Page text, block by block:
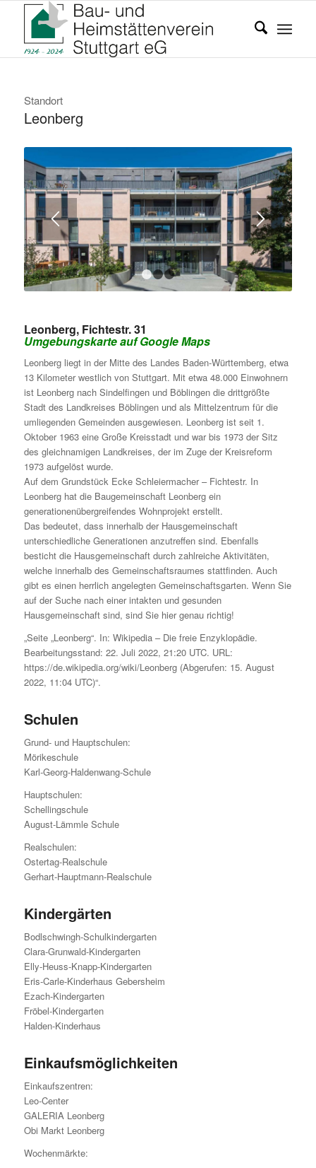
Standort
Leonberg
1 2 3
Leonberg, Fichtestr. 31
Umgebungskarte auf Google Maps
Leonberg liegt in der Mitte des Landes Baden-Württemberg, etwa
13 Kilometer westlich von Stuttgart. Mit etwa 48.000 Einwohnern
ist Leonberg nach Sindelfingen und Böblingen die drittgrößte
Stadt des Landkreises Böblingen und als Mittelzentrum für die
umliegenden Gemeinden ausgewiesen. Leonberg ist seit 1.
Oktober 1963 eine Große Kreisstadt und war bis 1973 der Sitz
des gleichnamigen Landkreises, der im Zuge der Kreisreform
1973 aufgelöst wurde.
Auf dem Grundstück Ecke Schleiermacher – Fichtestr. In
Leonberg hat die Baugemeinschaft Leonberg ein
generationenübergreifendes Wohnprojekt erstellt.
Das bedeutet, dass innerhalb der Hausgemeinschaft
unterschiedliche Generationen anzutreffen sind. Ebenfalls
besticht die Hausgemeinschaft durch zahlreiche Aktivitäten,
welche innerhalb des Gemeinschaftsraumes stattfinden. Auch
gibt es einen herrlich angelegten Gemeinschaftsgarten. Wenn Sie
auf der Suche nach einer intakten und gesunden
Hausgemeinschaft sind, sind Sie hier genau richtig!
„Seite „Leonberg“. In: Wikipedia – Die freie Enzyklopädie.
Bearbeitungsstand: 22. Juli 2022, 21:20 UTC. URL:
https://de.wikipedia.org/wiki/Leonberg (Abgerufen: 15. August
2022, 11:04 UTC)“.
Schulen
Grund- und Hauptschulen:
Mörikeschule
Karl-Georg-Haldenwang-Schule
Hauptschulen:
Schellingschule
August-Lämmle Schule
Realschulen:
Ostertag-Realschule
Gerhart-Hauptmann-Realschule
Kindergärten
Bodlschwingh-Schulkindergarten
Clara-Grunwald-Kindergarten
Elly-Heuss-Knapp-Kindergarten
Eris-Carle-Kinderhaus Gebersheim
Ezach-Kindergarten
Fröbel-Kindergarten
Halden-Kinderhaus
Einkaufsmöglichkeiten
Einkaufszentren:
Leo-Center
GALERIA Leonberg
Obi Markt Leonberg
Wochenmärkte: